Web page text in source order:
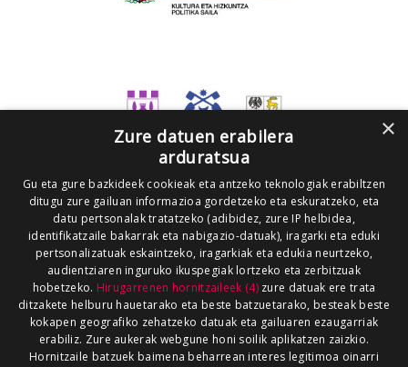
×
Zure datuen erabilera
arduratsua
Gu eta gure bazkideek cookieak eta antzeko teknologiak erabiltzen
ditugu zure gailuan informazioa gordetzeko eta eskuratzeko, eta
datu pertsonalak tratatzeko (adibidez, zure IP helbidea,
identifikatzaile bakarrak eta nabigazio-datuak), iragarki eta eduki
pertsonalizatuak eskaintzeko, iragarkiak eta edukia neurtzeko,
audientziaren inguruko ikuspegiak lortzeko eta zerbitzuak
hobetzeko. Hirugarrenen hornitzaileek (4)zure datuak ere trata
ditzakete helburu hauetarako eta beste batzuetarako, besteak beste
kokapen geografiko zehatzeko datuak eta gailuaren ezaugarriak
erabiliz. Zure aukerak webgune honi soilik aplikatzen zaizkio.
Hornitzaile batzuek baimena beharrean interes legitimoa oinarri